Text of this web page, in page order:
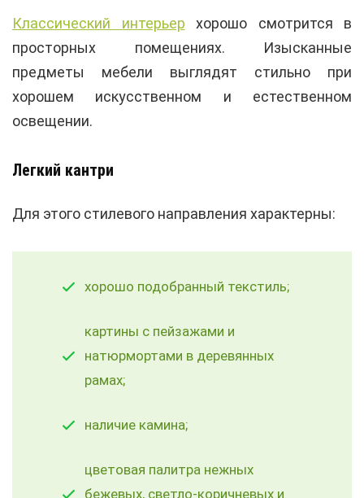
Классический интерьер хорошо смотрится в
просторных помещениях. Изысканные
предметы мебели выглядят стильно при
хорошем искусственном и естественном
освещении.
Легкий кантри
Для этого стилевого направления характерны:
хорошо подобранный текстиль;
картины с пейзажами и
натюрмортами в деревянных
рамах;
наличие камина;
цветовая палитра нежных
бежевых, светло-коричневых и